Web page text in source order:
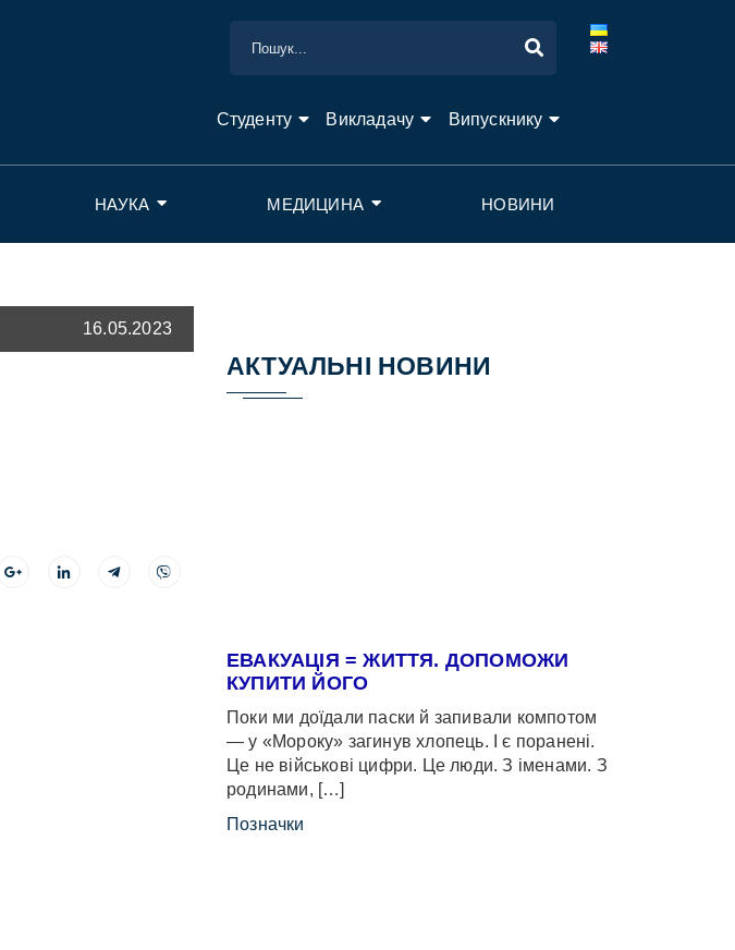
Студенту Викладачу Випускнику
НАУКА МЕДИЦИНА НОВИНИ
16.05.2023
АКТУАЛЬНІ НОВИНИ
ЕВАКУАЦІЯ = ЖИТТЯ. ДОПОМОЖИ
КУПИТИ ЙОГО
Поки ми доїдали паски й запивали компотом
— у «Мороку» загинув хлопець. І є поранені.
Це не військові цифри. Це люди. З іменами. З
родинами, […]
Позначки